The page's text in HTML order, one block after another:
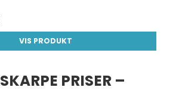
VIS PRODUKT
SKARPE PRISER –